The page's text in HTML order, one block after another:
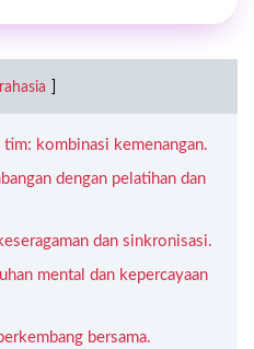
kombinasi kemenangan.
dengan pelatihan dan
dan sinkronisasi.
mental dan kepercayaan
bersama.